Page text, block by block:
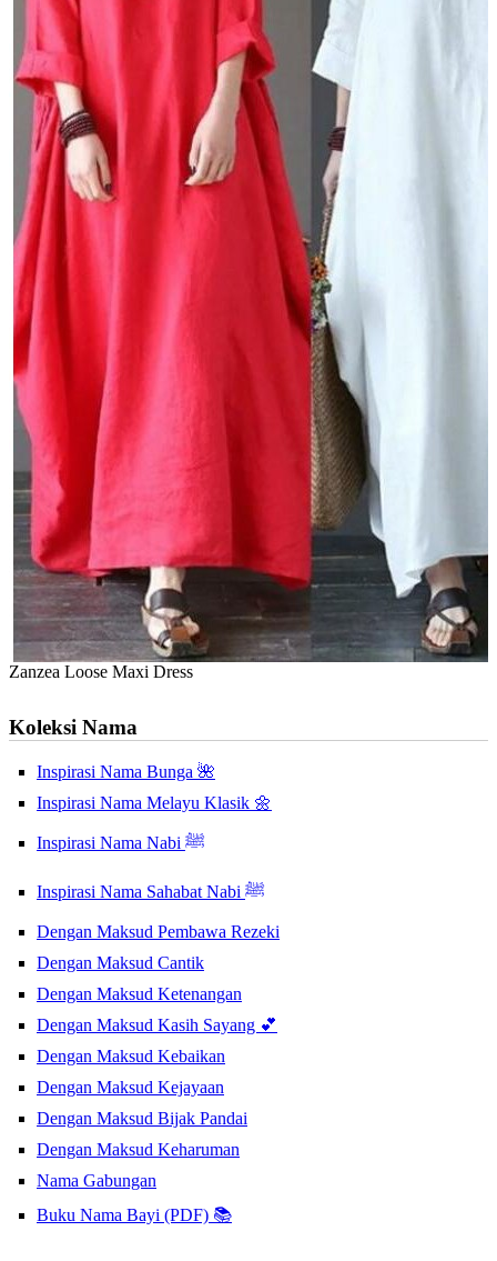
Zanzea Loose Maxi Dress
Koleksi Nama
Inspirasi Nama Bunga 🌺
Inspirasi Nama Melayu Klasik 🌼
Inspirasi Nama Nabi ﷺ
Inspirasi Nama Sahabat Nabi ﷺ
Dengan Maksud Pembawa Rezeki
Dengan Maksud Cantik
Dengan Maksud Ketenangan
Dengan Maksud Kasih Sayang 💕
Dengan Maksud Kebaikan
Dengan Maksud Kejayaan
Dengan Maksud Bijak Pandai
Dengan Maksud Keharuman
Nama Gabungan
Buku Nama Bayi (PDF) 📚